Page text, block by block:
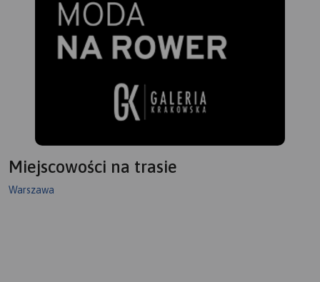
Miejscowości na trasie
Warszawa